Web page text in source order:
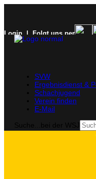
Login | Folgt uns per
SVW
Ergebnisdienst &
Schachjugend
Verein finden
E-Mail